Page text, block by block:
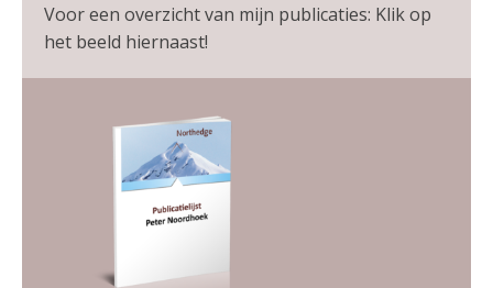
Voor een overzicht van mijn publicaties: Klik op
het beeld hiernaast!